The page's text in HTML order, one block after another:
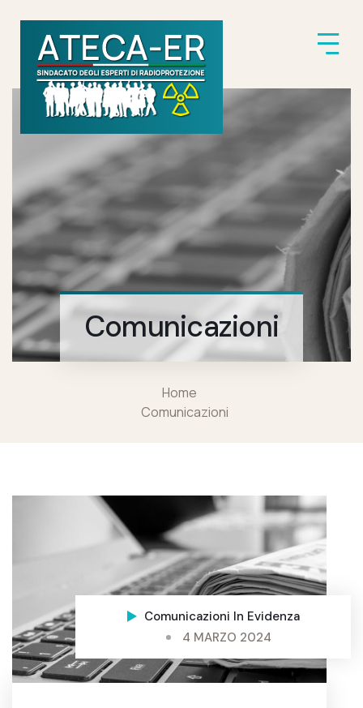
Comunicazioni
Home
Comunicazioni
Comunicazioni In Evidenza
4 MARZO 2024